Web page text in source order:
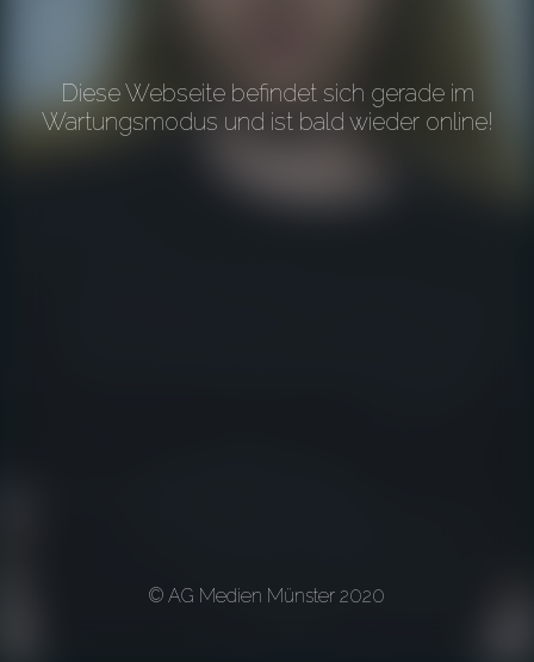
Diese Webseite befindet sich gerade im
Wartungsmodus und ist bald wieder online!
© AG Medien Münster 2020